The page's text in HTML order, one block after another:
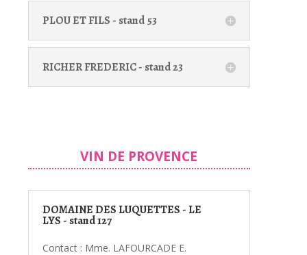
PLOU ET FILS - stand 53
RICHER FREDERIC - stand 23
VIN DE PROVENCE
DOMAINE DES LUQUETTES - LE
LYS - stand 127
Contact : Mme. LAFOURCADE E.